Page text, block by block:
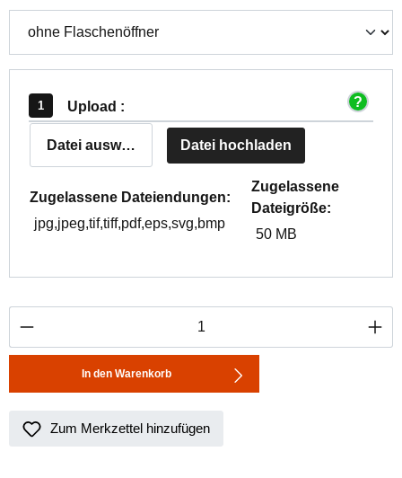
Upload :
Datei auswählen Datei hochladen
Zugelassene Dateiendungen:
jpg,jpeg,tif,tiff,pdf,eps,svg,bmp
Zugelassene
Dateigröße:
50 MB
Produkt Anzahl: Gib den gewünschten
In den Warenkorb
Zum Merkzettel hinzufügen